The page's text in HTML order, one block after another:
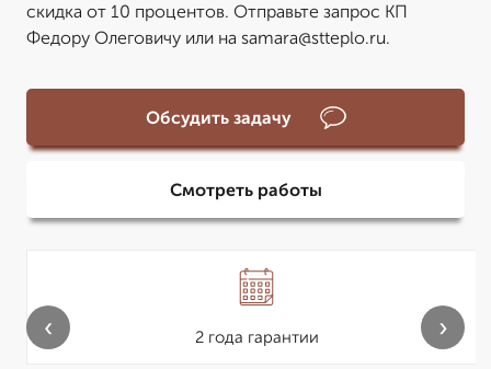
скидка от 10 процентов. Отправьте запрос КП
Федору Олеговичу или на samara@stteplo.ru.
Обсудить задачу
Смотреть работы
2 года гарантии
‹ ›